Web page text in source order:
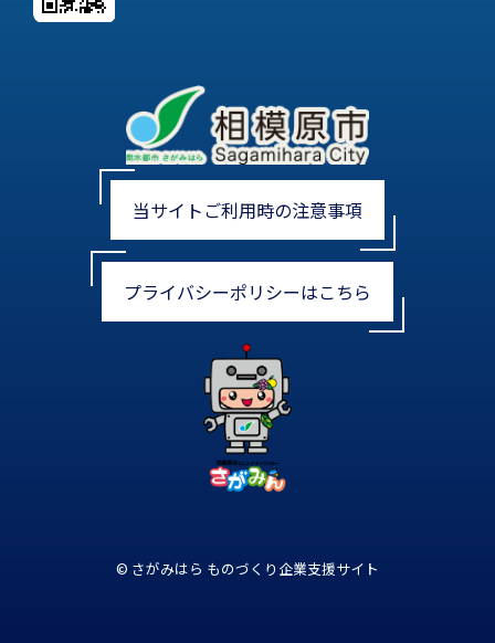
当サイトご利用時の注意事項
プライバシーポリシーはこちら
© さがみはら ものづくり企業支援サイト